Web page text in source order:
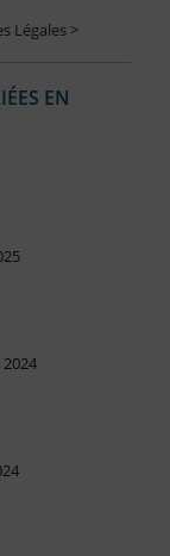
Légales >
EN